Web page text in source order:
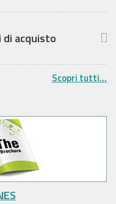
di acquisto
Scopri tutti...